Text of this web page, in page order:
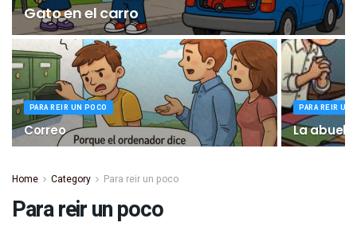
Gato en el carro
PARA REIR UN POCO
Correo
PARA REIR UN
La abuela
Home Category Para reir un poco
Para reir un poco